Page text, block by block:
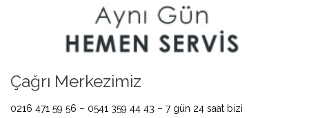
Çağrı Merkezimiz
0216 471 59 56 – 0541 359 44 43 – 7 gün 24 saat bizi